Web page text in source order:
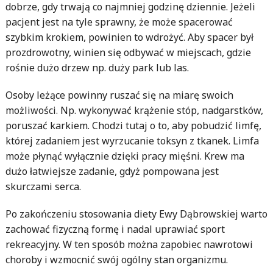
dobrze, gdy trwają co najmniej godzinę dziennie. Jeżeli
pacjent jest na tyle sprawny, że może spacerować
szybkim krokiem, powinien to wdrożyć. Aby spacer był
prozdrowotny, winien się odbywać w miejscach, gdzie
rośnie dużo drzew np. duży park lub las.
Osoby leżące powinny ruszać się na miarę swoich
możliwości. Np. wykonywać krążenie stóp, nadgarstków,
poruszać karkiem. Chodzi tutaj o to, aby pobudzić limfę,
której zadaniem jest wyrzucanie toksyn z tkanek. Limfa
może płynąć wyłącznie dzięki pracy mięśni. Krew ma
dużo łatwiejsze zadanie, gdyż pompowana jest
skurczami serca.
Po zakończeniu stosowania diety Ewy Dąbrowskiej warto
zachować fizyczną formę i nadal uprawiać sport
rekreacyjny. W ten sposób można zapobiec nawrotowi
choroby i wzmocnić swój ogólny stan organizmu.